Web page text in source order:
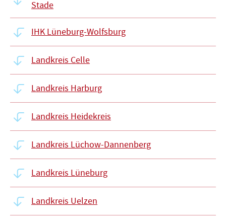
Stade
IHK Lüneburg-Wolfsburg
Landkreis Celle
Landkreis Harburg
Landkreis Heidekreis
Landkreis Lüchow-Dannenberg
Landkreis Lüneburg
Landkreis Uelzen